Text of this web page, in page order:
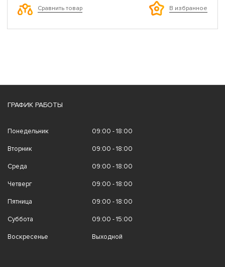
Сравнить товар В избранное
ГРАФИК РАБОТЫ
Понедельник 09:00 - 18:00
Вторник 09:00 - 18:00
Среда 09:00 - 18:00
Четверг 09:00 - 18:00
Пятница 09:00 - 18:00
Суббота 09:00 - 15:00
Воскресенье Выходной